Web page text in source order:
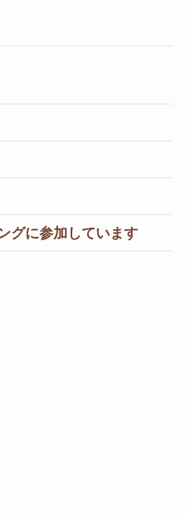
グに参加しています